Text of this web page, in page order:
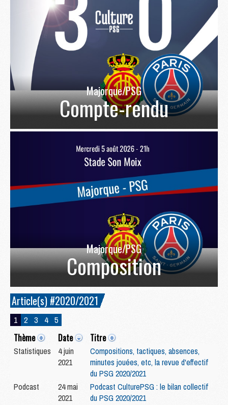
Majorque/PSG
Compte-rendu
Majorque/PSG
Composition
Article(s) #2020/2021
1 2 3 4 5
Thème Date Titre
Statistiques
4 juin
2021
Compositions, tactiques, absences,
minutes jouées, etc, la revue d'effectif
du PSG 2020/2021
Podcast
24 mai
2021
Podcast CulturePSG : le bilan collectif
du PSG 2020/2021